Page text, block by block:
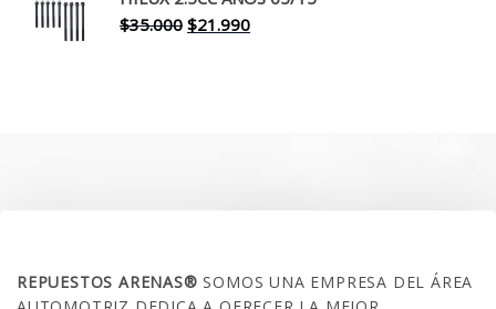
$30.000.$17.990.
$35.000 El
$21.990El
REPUESTOS ARENAS®SOMOS UNA EMPRESA DEL ÁREA